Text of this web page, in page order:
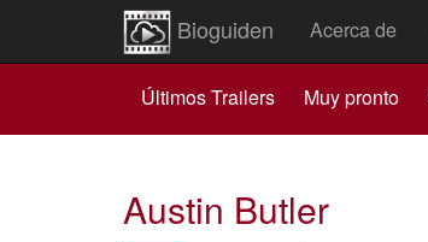
Bioguiden Acerca de
Últimos Trailers Muy pronto
Austin Butler